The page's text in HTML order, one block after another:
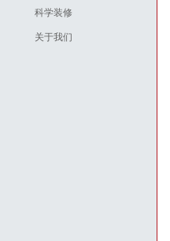
科学装修
关于我们